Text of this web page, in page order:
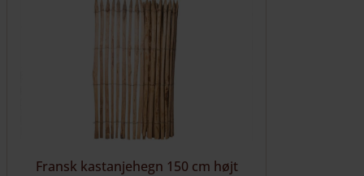
Fransk kastanjehegn 150 cm højt